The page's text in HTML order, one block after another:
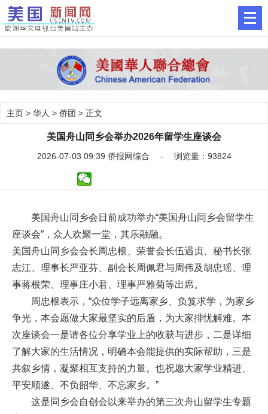
主页 > 华人 > 侨团 > 正文
美国舟山同乡会举办2026年留学生座谈会
2026-07-03 09:39 侨报网综合 - 浏览量：93824
美国舟山同乡会日前成功举办“美国舟山同乡会留学生
座谈会”，众人欢聚一堂，其乐融融。
美国舟山同乡会会长周忠根、荣誉会长伍遇贞、秘书长张
志江、理事长严亚芬、副会长周佩君与周伟及胡忠瑶、理
事蒋根荣、理事庄小君、理事严雅菊等出席。
周忠根表示，“众位学子远离家乡、负笈求学，为家乡
争光，本会愿做大家最坚实的后盾，为大家排忧解难。本
次座谈会一是请各位分享学业上的收获与进步，二是详细
了解大家的生活情况，明确本会能提供的实际帮助，三是
共叙乡情，凝聚相互支持的力量。也祝愿大家学业精进、
平安顺遂、不负韶华、不忘家乡。”
这是同乡会自创会以来举办的第三次舟山留学生专题